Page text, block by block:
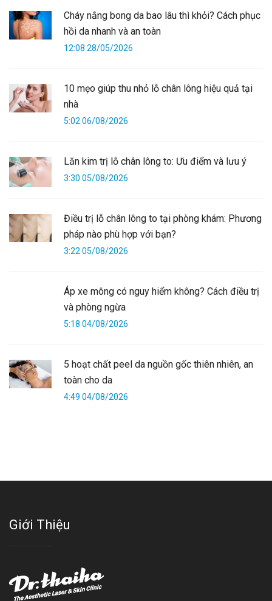
Cháy nắng bong da bao lâu thì khỏi? Cách phục
hồi da nhanh và an toàn
12:08 28/05/2026
10 mẹo giúp thu nhỏ lỗ chân lông hiệu quả tại
nhà
5:02 06/08/2026
Lăn kim trị lỗ chân lông to: Ưu điểm và lưu ý
3:30 05/08/2026
Điều trị lỗ chân lông to tại phòng khám: Phương
pháp nào phù hợp với bạn?
3:22 05/08/2026
Áp xe mông có nguy hiểm không? Cách điều trị
và phòng ngừa
5:18 04/08/2026
5 hoạt chất peel da nguồn gốc thiên nhiên, an
toàn cho da
4:49 04/08/2026
Giới Thiệu